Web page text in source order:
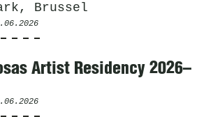
Brussel
Artist Residency 2026–